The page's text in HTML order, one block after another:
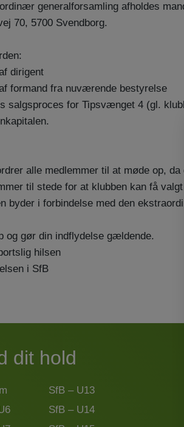
generalforsamling afholdes
70, 5700 Svendborg.
dirigent
formand fra nuværende bestyrelse
salgsproces for Tipsvænget 4 (gl.
alle medlemmer til at møde op,
til stede for at klubben kan få
byder i forbindelse med den
og gør din indflydelse gældende.
hilsen
i SfB
dit hold
SfB – U13
SfB – U14